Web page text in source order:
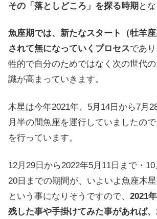
その「落としどころ」を探る時期 と
魚座期では、新たなスタート（牡羊
されて無になっていくプロセスであ
牲的で自分のためではなく次の世代
識が高まっていきます。
木星は今年2021年、5月14日から7月
月半の間魚座を運行していましたの
を行っています。
12月29日から2022年5月11日まで・10
20日までの期間が、いよいよ魚座木
という事になりそうですので、 2021
残した事や手掛けてみた事があれば